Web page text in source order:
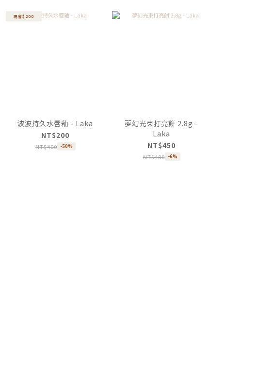
現省$200
波波持久水唇釉 - Laka
NT$200
NT$400 -50%
夢幻光束打亮餅 2.8g -
Laka
NT$450
NT$480 -6%